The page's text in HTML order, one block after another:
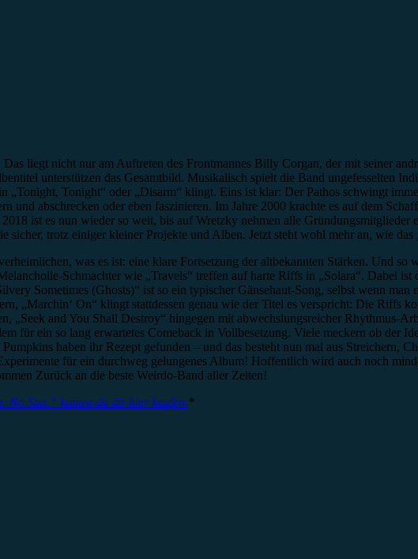
liegt nicht nur am Auftreten des Frontmannes Billy Corgan, der mit seiner
unterstützen das Gesamtbild. Musikalisch spielt die Band ungefesselten
Tonight“ oder „Disarm“ klingt. Eins ist klar: Der Pathos schwingt
abschrecken oder eben faszinieren. Im Jahre 2000 krachte es auf dem
ist es nun wieder so weit, bis auf Wretzky nehmen alle Gründungsmitglieder
sicher, trotz einiger kleiner Projekte und Alben. Jetzt steht wohl mehr an, wie
was es ist: eine klare Fortsetzung der altbekannten Stärken. Und so
Schmachter wie „Travels“ treffen auf harte Riffs in „Solara“. Dabei
Sometimes (Ghosts)“ ist so ein typischer Gänsehaut-Song, selbst wenn
„Marchin‘ On“ klingt stattdessen genau wie der Titel es verspricht: Die Riffs
„Seek and You Shall Destroy“ hingegen mit abwechslungsreicher Rhythmus-
für ein so lang erwartetes Comeback in Vollbesetzung. Viele meckern ob der
haben ihr Rezept gefunden – und das besteht nun mal aus Streichern,
für ein durchweg gelungenes Album! Hoffentlich wird auch noch
Zurück an die beste Weirdo-Band aller Zeiten!
No Sun.“ kannst du dir hier kaufen.*